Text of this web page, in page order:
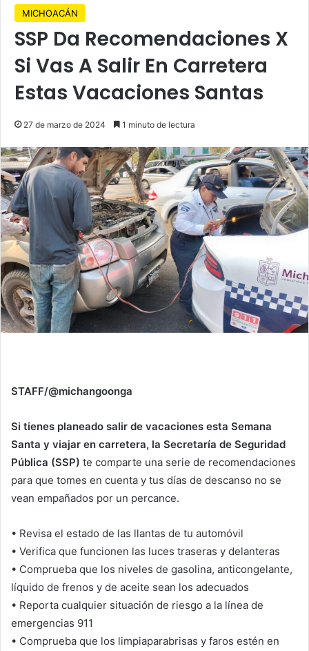
MICHOACÁN
SSP Da Recomendaciones X
Si Vas A Salir En Carretera
Estas Vacaciones Santas
27 de marzo de 2024 1 minuto de lectura
STAFF/@michangoonga
Si tienes planeado salir de vacaciones esta Semana
Santa y viajar en carretera, la Secretaría de Seguridad
Pública (SSP) te comparte una serie de recomendaciones
para que tomes en cuenta y tus días de descanso no se
vean empañados por un percance.
• Revisa el estado de las llantas de tu automóvil
• Verifica que funcionen las luces traseras y delanteras
• Comprueba que los niveles de gasolina, anticongelante,
líquido de frenos y de aceite sean los adecuados
• Reporta cualquier situación de riesgo a la línea de
emergencias 911
• Comprueba que los limpiaparabrisas y faros estén en